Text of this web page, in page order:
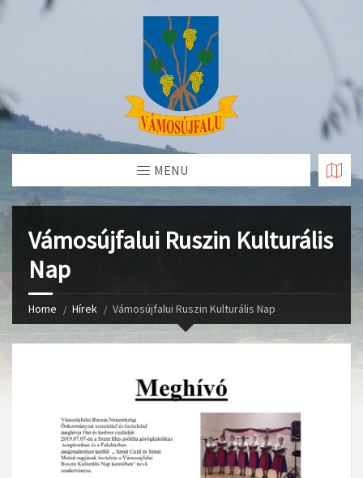
Skip
MENU
Vámosújfalui Ruszin Kulturális
Nap
Home Hírek Vámosújfalui Ruszin Kulturális Nap